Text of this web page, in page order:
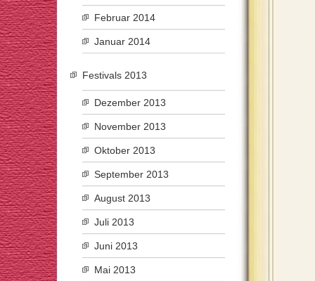
Februar 2014
Januar 2014
Festivals 2013
Dezember 2013
November 2013
Oktober 2013
September 2013
August 2013
Juli 2013
Juni 2013
Mai 2013